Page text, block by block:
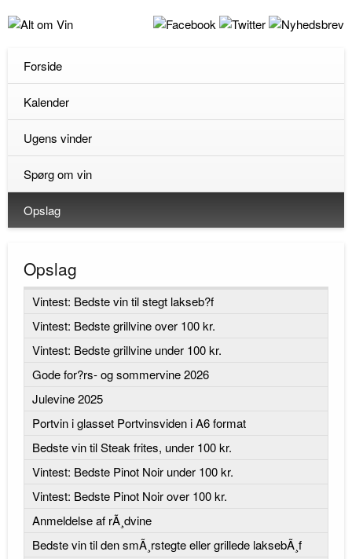
Forside
Kalender
Ugens vinder
Spørg om vin
Opslag
Opslag
Vintest: Bedste vin til stegt lakseb?f
Vintest: Bedste grillvine over 100 kr.
Vintest: Bedste grillvine under 100 kr.
Gode for?rs- og sommervine 2026
Julevine 2025
Portvin i glasset Portvinsviden i A6 format
Bedste vin til Steak frites, under 100 kr.
Vintest: Bedste Pinot Noir under 100 kr.
Vintest: Bedste Pinot Noir over 100 kr.
Anmeldelse af rÃ¸dvine
Bedste vin til den smÃ¸rstegte eller grillede laksebÃ¸f